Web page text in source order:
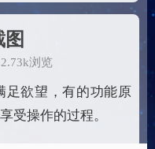
图
2.73k浏览
足欲望，有的功能原
受操作的过程。